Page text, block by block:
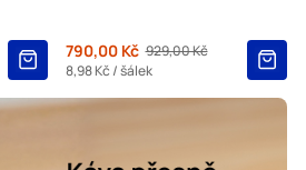
kapsle pro Dolce Gusto
Běžná cena
929,00 Kč
Od
790,00 Kč
8,98 Kč / šálek